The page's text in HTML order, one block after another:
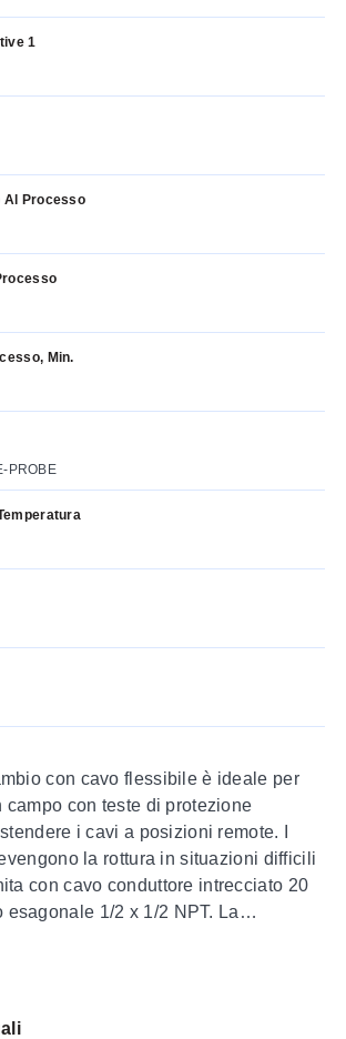
1
Al Processo
Min.
PROBE
con cavo flessibile è ideale per
campo con teste di protezione
i cavi a posizioni remote. I
la rottura in situazioni difficili
con cavo conduttore intrecciato 20
esagonale 1/2 x 1/2 NPT. La
include 1/2" di filettatura del